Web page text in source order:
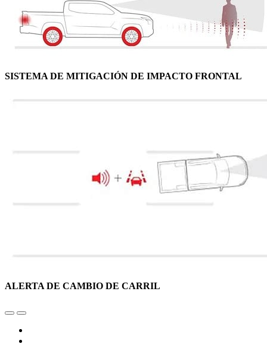
SISTEMA DE MITIGACIÓN DE IMPACTO FRONTAL
ALERTA DE CAMBIO DE CARRIL